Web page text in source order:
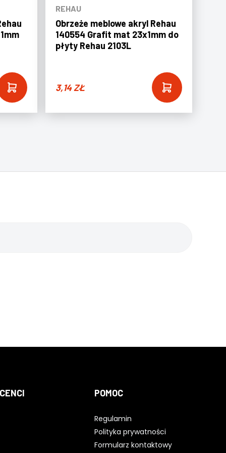
REHAU
Obrzeże meblowe akryl Rehau
140554 Grafit mat 23x1mm do
płyty Rehau 2103L
3,14ZŁ
POMOC
Regulamin
Polityka prywatności
Formularz kontaktowy